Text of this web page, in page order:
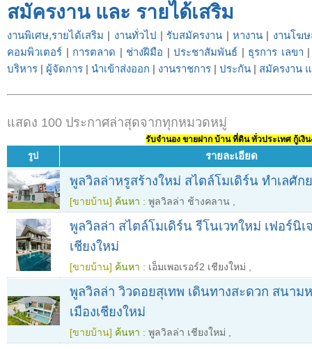
สมัครงาน และ รายได้เสริม
งานพิเศษ,รายได้เสริม | งานทั่วไป | รับสมัครงาน |หางาน | งานโฆ
คอมพิวเตอร์ | การตลาด | ช่างฝีมือ |ประชาสัมพันธ์ | ธุรการ เลขา
บริหาร | ผู้จัดการ | นำเข้าส่งออก | งานราชการ | ประกัน | สมัครงาน
แสดง 100 ประกาศล่าสุดจากทุกหมวดหมู่
รับจำนอง ขายฝาก บ้าน ที่ดิน ทั่วประเทศ กู้เงิ
รูป รายละเอียด
พูลวิลล่าหรูสร้างใหม่ สไตล์โมเดิร์น ทำเลศั
[ขายบ้าน] ค้นหา : พูลวิลล่า ช้างคลาน
พูลวิลล่า สไตล์โมเดิร์น รีโนเวทใหม่ เฟอร์นิเ
เชียงใหม่
[ขายบ้าน] ค้นหา : เอ็มเพอเรอร์2 เชียงใหม่
พูลวิลล่า วิวดอยสุเทพ เดินทางสะดวก สนา
เมืองเชียงใหม่
[ขายบ้าน] ค้นหา : พูลวิลล่า เชียงใหม่